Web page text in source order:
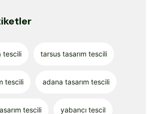
tescili tarsus tasarım tescili
tescili adana tasarım tescili
tescili yabancı tescil